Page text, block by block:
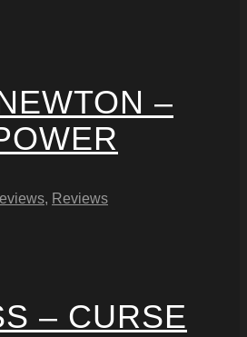
–
, Reviews
– CURSE